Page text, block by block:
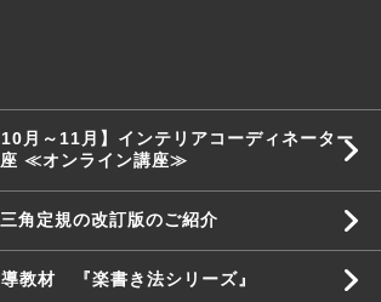
月～11月】インテリアコーディネーター
≪オンライン講座≫
角定規の改訂版のご紹介
教材 『楽書き法シリーズ』